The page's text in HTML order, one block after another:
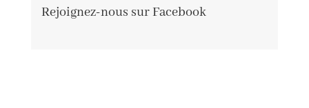
Rejoignez-nous sur Facebook